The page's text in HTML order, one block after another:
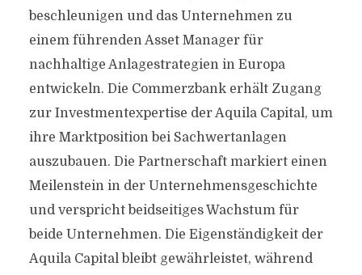
beschleunigen und das Unternehmen zu
einem führenden Asset Manager für
nachhaltige Anlagestrategien in Europa
entwickeln. Die Commerzbank erhält Zugang
zur Investmentexpertise der Aquila Capital, um
ihre Marktposition bei Sachwertanlagen
auszubauen. Die Partnerschaft markiert einen
Meilenstein in der Unternehmensgeschichte
und verspricht beidseitiges Wachstum für
beide Unternehmen. Die Eigenständigkeit der
Aquila Capital bleibt gewährleistet, während